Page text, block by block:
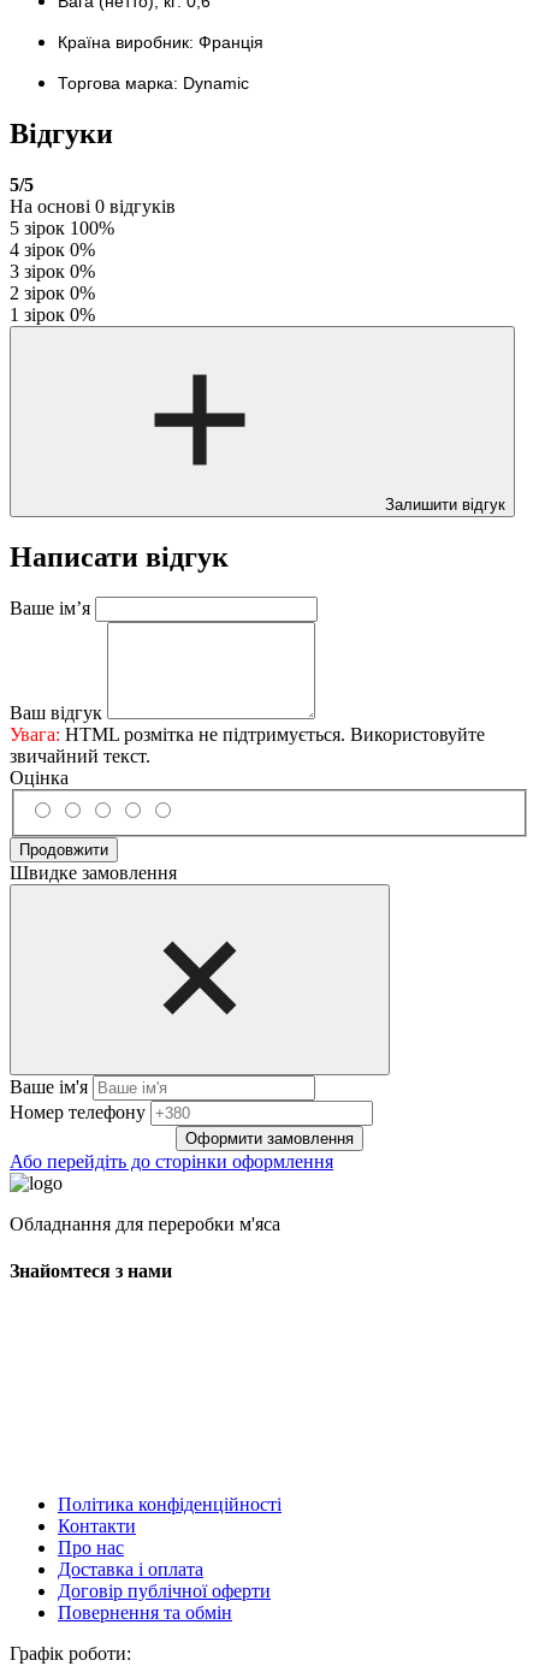
Країна виробник: Франція
Торгова марка: Dynamic
Відгуки
5/5
На основі 0 відгуків
5 зірок 100%
4 зірок 0%
3 зірок 0%
2 зірок 0%
1 зірок 0%
Залишити відгук
Написати відгук
Ваше ім’я
Ваш відгук
Увага: HTML розмітка не підтримується. Використовуйте
звичайний текст.
Оцінка
Продовжити
Швидке замовлення
Ваше ім'я
Нoмep тeлeфoнy
Оформити замовлення
Або перейдіть до сторінки оформлення
Обладнання для переробки м'яса
Знайомтеся з нами
Політика конфіденційності
Контакти
Про нас
Доставка і оплата
Договір публічної оферти
Повернення та обмін
Графік роботи: